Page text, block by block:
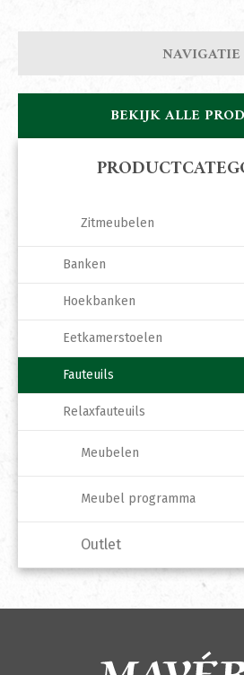
NAVIGATIE
BEKIJK ALLE
Zitmeubelen
Banken
Hoekbanken
Eetkamerstoelen
Fauteuils
Relaxfauteuils
Meubelen
Meubel programma
Outlet